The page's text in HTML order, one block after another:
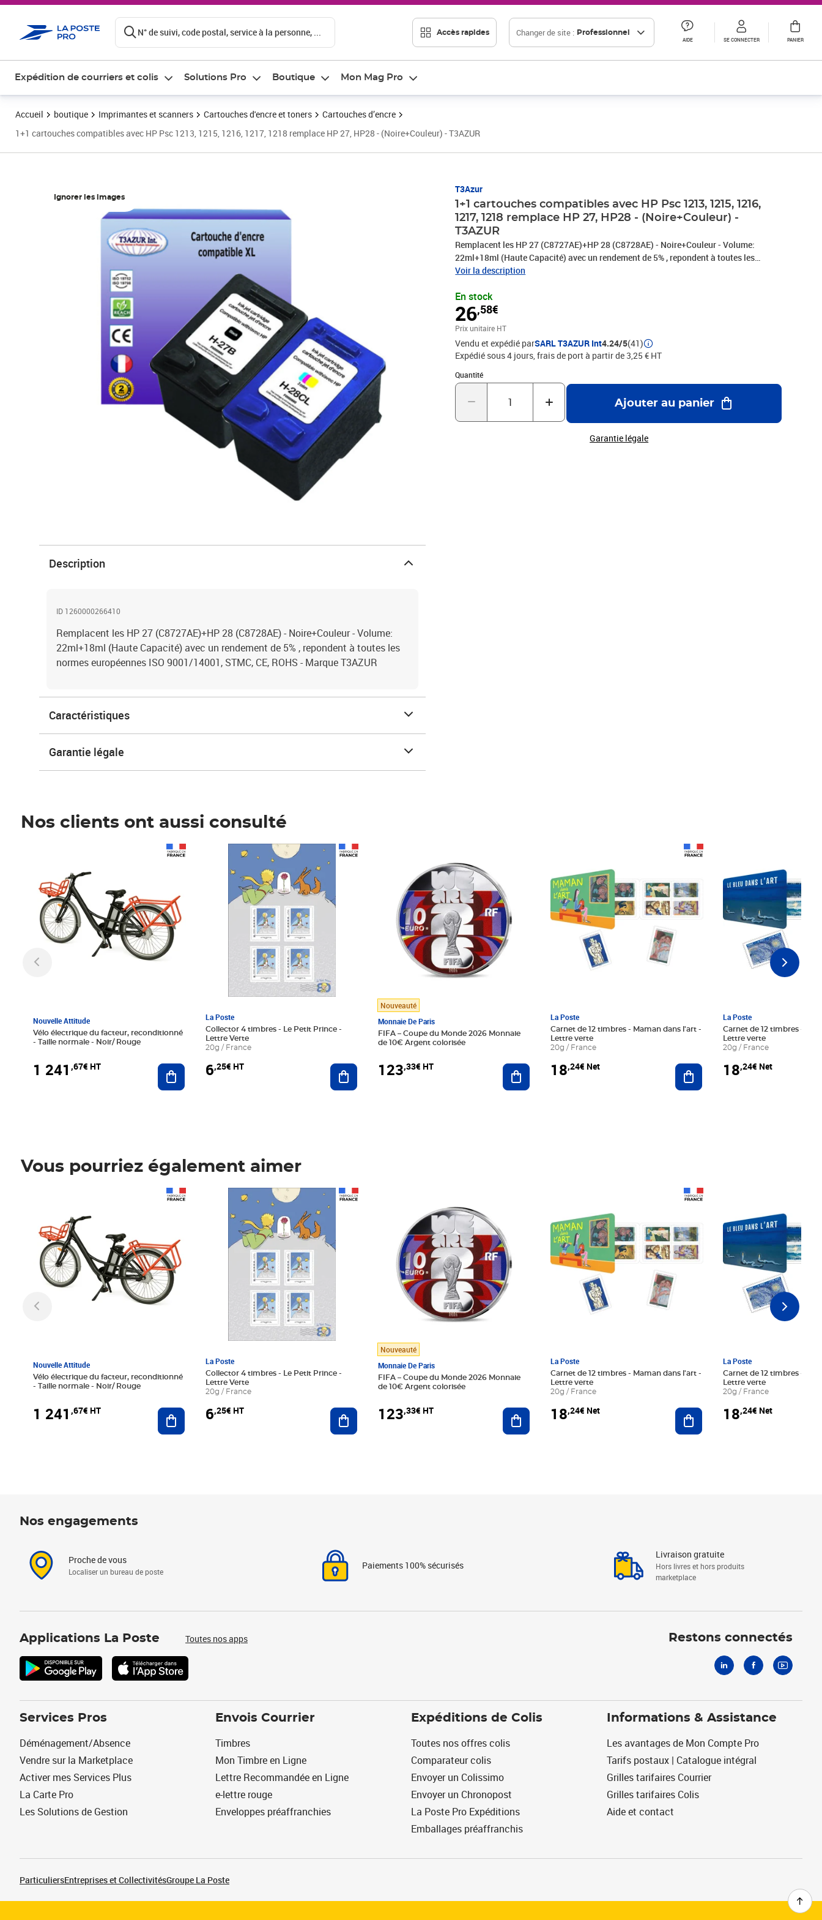
N° de suivi, code postal, service à la personne, ... Accès rapides Changer de site : Professionnel
AIDE SE CONNECTER PANIER
Expédition de courriers et colis Solutions Pro Boutique Mon Mag Pro
Accueil boutique Imprimantes et scanners Cartouches d'encre et toners
Cartouches d’encre
1+1 cartouches compatibles avec HP Psc 1213, 1215, 1216, 1217, 1218 remplace HP 27, HP28 - (Noire+Couleur) - T3AZUR
Ignorer les images
T3Azur
1+1 cartouches compatibles avec HP Psc 1213, 1215, 1216,
1217, 1218 remplace HP 27, HP28 - (Noire+Couleur) -
T3AZUR
Remplacent les HP 27 (C8727AE)+HP 28 (C8728AE) - Noire+Couleur - Volume:
22ml+18ml (Haute Capacité) avec un rendement de 5% , repondent à toutes les
Voir la description
En stock
26,58€
Prix 26,58€
Prix unitaire HT
Vendu et expédié parSARL T3AZUR Int4.24/5(41)
Expédié sous 4 jours, frais de port à partir de 3,25 € HT
Quantité
Quantité : 1
Ajouter au panier
Garantie légale
Description
ID 1260000266410
Remplacent les HP 27 (C8727AE)+HP 28 (C8728AE) - Noire+Couleur - Volume:
22ml+18ml (Haute Capacité) avec un rendement de 5% , repondent à toutes les
normes européennes ISO 9001/14001, STMC, CE, ROHS - Marque T3AZUR
Caractéristiques
Garantie légale
Nos clients ont aussi consulté
Nouvelle Attitude
Vélo électrique du facteur, reconditionné
- Taille normale - Noir/ Rouge
1 241 ,67€ HT Ajouter au panier
La Poste
Collector 4 timbres - Le Petit Prince -
Lettre Verte
20g / France
6,25€ HT
Prix 6,25€ HT
Ajouter au panier
Nouveauté
Monnaie De Paris
FIFA – Coupe du Monde 2026 Monnaie
de 10€ Argent colorisée
123,33€ HT Ajouter au panier
La Poste
Carnet de 12 timbres - Maman dans l'art -
Lettre verte
20g / France
18,24€ Net Ajouter au panier
La Poste
Carnet de 12 timbres - Le
Lettre verte
20g / France
18,24€ Net
Vous pourriez également aimer
Nouvelle Attitude
Vélo électrique du facteur, reconditionné
- Taille normale - Noir/ Rouge
1 241 ,67€ HT Ajouter au panier
La Poste
Collector 4 timbres - Le Petit Prince -
Lettre Verte
20g / France
6,25€ HT
Prix 6,25€ HT
Ajouter au panier
Nouveauté
Monnaie De Paris
FIFA – Coupe du Monde 2026 Monnaie
de 10€ Argent colorisée
123,33€ HT Ajouter au panier
La Poste
Carnet de 12 timbres - Maman dans l'art -
Lettre verte
20g / France
18,24€ Net Ajouter au panier
La Poste
Carnet de 12 timbres - Le
Lettre verte
20g / France
18,24€ Net
Nos engagements
Proche de vous
Localiser un bureau de poste
Paiements 100% sécurisés
Livraison gratuite
Hors livres et hors produits
marketplace
Applications La Poste Toutes nos apps Restons connectés
Services Pros
Déménagement/Absence
Vendre sur la Marketplace
Activer mes Services Plus
La Carte Pro
Les Solutions de Gestion
Envois Courrier
Timbres
Mon Timbre en Ligne
Lettre Recommandée en Ligne
e-lettre rouge
Enveloppes préaffranchies
Expéditions de Colis
Toutes nos offres colis
Comparateur colis
Envoyer un Colissimo
Envoyer un Chronopost
La Poste Pro Expéditions
Emballages préaffranchis
Informations & Assistance
Les avantages de Mon Compte Pro
Tarifs postaux | Catalogue intégral
Grilles tarifaires Courrier
Grilles tarifaires Colis
Aide et contact
ParticuliersEntreprises et CollectivitésGroupe La Poste